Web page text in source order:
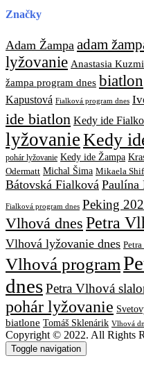
Značky
Adam Žampa adam
lyžovanie Anastasia
žampa program dnes biatlon
Kapustová Fialková program dnes
ide biatlon Kedy ide
lyžovanieKedy
pohár lyžovanie Kedy ide Žampa
Odermatt Michal Šima Mikaela
Bátovská Fialková Paulína
Fialková program dnes Peking
Vlhová dnes Petra
Vlhová lyžovanie dnes
Vlhová program
dnesPetra Vlhová
pohár lyžovanie
biatlone Tomáš Sklenárik Vlhová
Copyright © 2022. All Rights
Toggle navigation